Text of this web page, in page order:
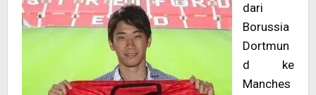
dari
Borussia
Dortmun
d ke
Manches